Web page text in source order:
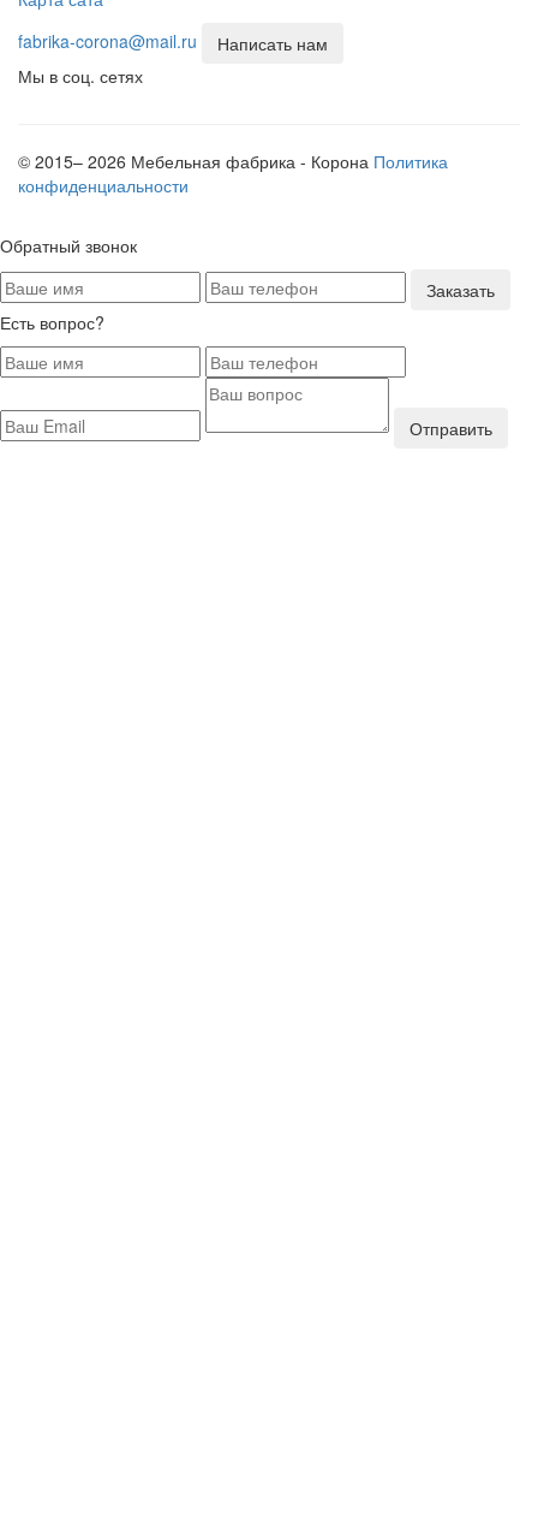
fabrika-corona@mail.ru
Написать нам
Мы в соц. сетях
© 2015– 2026 Мебельная фабрика - Корона Политика
конфиденциальности
Обратный звонок
Заказать
Есть вопрос?
Отправить